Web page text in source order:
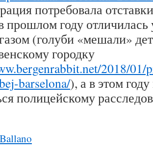
потребовала
прошлом году
(голуби «мешали»
городку
2018/
barselona/), а в этом
полицейскому